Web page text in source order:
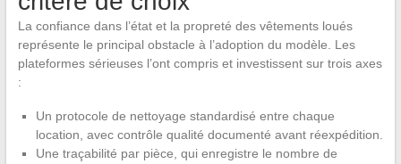
La confiance dans l’état et la propreté des vêtements loués
représente le principal obstacle à l’adoption du modèle. Les
plateformes sérieuses l’ont compris et investissent sur trois axes
:
Un protocole de nettoyage standardisé entre chaque
location, avec contrôle qualité documenté avant réexpédition.
Une traçabilité par pièce, qui enregistre le nombre de